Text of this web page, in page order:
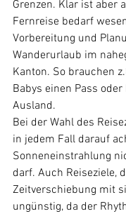
Grenzen. Klar ist aber
Fernreise bedarf
Vorbereitung und
Wanderurlaub im
Kanton. So brauchen
Babys einen Pass
Ausland.
Bei der Wahl des
in jedem Fall darauf
Sonneneinstrahlung
darf. Auch Reiseziele,
Zeitverschiebung mit
ungünstig, da der